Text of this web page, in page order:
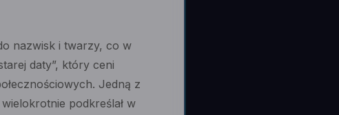
nazwisk i twarzy, co w
daty”, który ceni
Jedną z
podkreślał w